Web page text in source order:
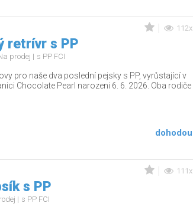
112x
retrívr s PP
prodej s PP FCI
pro naše dva poslední pejsky s PP, vyrůstající v
Chocolate Pearl narozeni 6. 6. 2026. Oba rodiče
dohodou
111x
s PP
s PP FCI